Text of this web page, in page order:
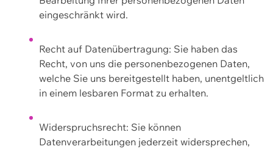
eingeschränkt wird.
Recht auf Datenübertragung: Sie haben das
Recht, von uns die personenbezogenen Daten,
welche Sie uns bereitgestellt haben, unentgeltlich
in einem lesbaren Format zu erhalten.
Widerspruchsrecht: Sie können
Datenverarbeitungen jederzeit widersprechen,